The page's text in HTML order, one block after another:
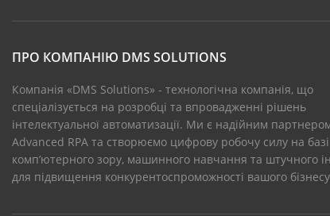
ПРО КОМПАНІЮ DMS SOLUTIONS
Компанія «DMS Solutions» - технологічна компанія, що
спеціалізується на розробці та впровадженні рішень
інтелектуальної автоматизації. Ми є надійним
Advanced RPA та створюємо цифрову робочу силу на базі
комп’ютерного зору, машинного навчання та штучного
для підвищення конкурентоспроможності вашого